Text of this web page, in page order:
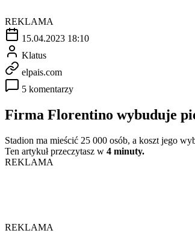
REKLAMA
15.04.2023 18:10
Klatus
elpais.com
5 komentarzy
Firma Florentino wybuduje
Stadion ma mieścić 25 000 osób, a koszt jego
Ten artykuł przeczytasz w 4 minuty.
REKLAMA
REKLAMA